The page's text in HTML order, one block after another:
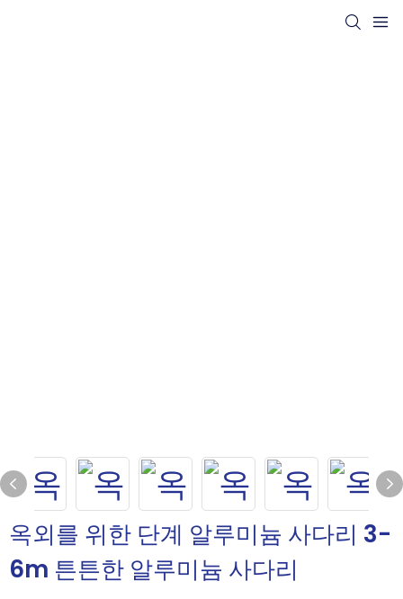
옥외를 위한 단계 알루미늄 사다리 3-
6m 튼튼한 알루미늄 사다리